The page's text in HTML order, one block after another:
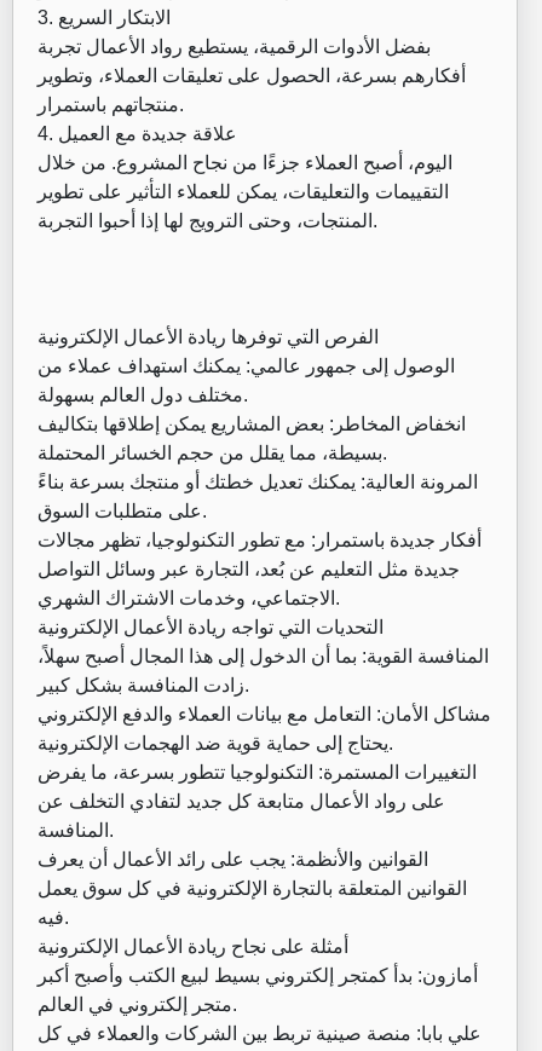
3. الابتكار السريع
بفضل الأدوات الرقمية، يستطيع رواد الأعمال تجربة
أفكارهم بسرعة، الحصول على تعليقات العملاء، وتطوير
منتجاتهم باستمرار.
4. علاقة جديدة مع العميل
اليوم، أصبح العملاء جزءًا من نجاح المشروع. من خلال
التقييمات والتعليقات، يمكن للعملاء التأثير على تطوير
المنتجات، وحتى الترويج لها إذا أحبوا التجربة.
الفرص التي توفرها ريادة الأعمال الإلكترونية
الوصول إلى جمهور عالمي: يمكنك استهداف عملاء من
مختلف دول العالم بسهولة.
انخفاض المخاطر: بعض المشاريع يمكن إطلاقها بتكاليف
بسيطة، مما يقلل من حجم الخسائر المحتملة.
المرونة العالية: يمكنك تعديل خطتك أو منتجك بسرعة بناءً
على متطلبات السوق.
أفكار جديدة باستمرار: مع تطور التكنولوجيا، تظهر مجالات
جديدة مثل التعليم عن بُعد، التجارة عبر وسائل التواصل
الاجتماعي، وخدمات الاشتراك الشهري.
التحديات التي تواجه ريادة الأعمال الإلكترونية
المنافسة القوية: بما أن الدخول إلى هذا المجال أصبح سهلاً،
زادت المنافسة بشكل كبير.
مشاكل الأمان: التعامل مع بيانات العملاء والدفع الإلكتروني
يحتاج إلى حماية قوية ضد الهجمات الإلكترونية.
التغييرات المستمرة: التكنولوجيا تتطور بسرعة، ما يفرض
على رواد الأعمال متابعة كل جديد لتفادي التخلف عن
المنافسة.
القوانين والأنظمة: يجب على رائد الأعمال أن يعرف
القوانين المتعلقة بالتجارة الإلكترونية في كل سوق يعمل
فيه.
أمثلة على نجاح ريادة الأعمال الإلكترونية
أمازون: بدأ كمتجر إلكتروني بسيط لبيع الكتب وأصبح أكبر
متجر إلكتروني في العالم.
علي بابا: منصة صينية تربط بين الشركات والعملاء في كل